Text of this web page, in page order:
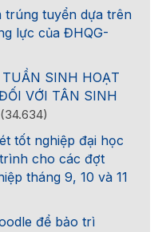
trúng tuyển dựa trên
lực của ĐHQG-
SINH HOẠT
VỚI TÂN SINH
(34.634)
tốt nghiệp đại học
cho các đợt
tháng 9, 10 và 11
để bảo trì